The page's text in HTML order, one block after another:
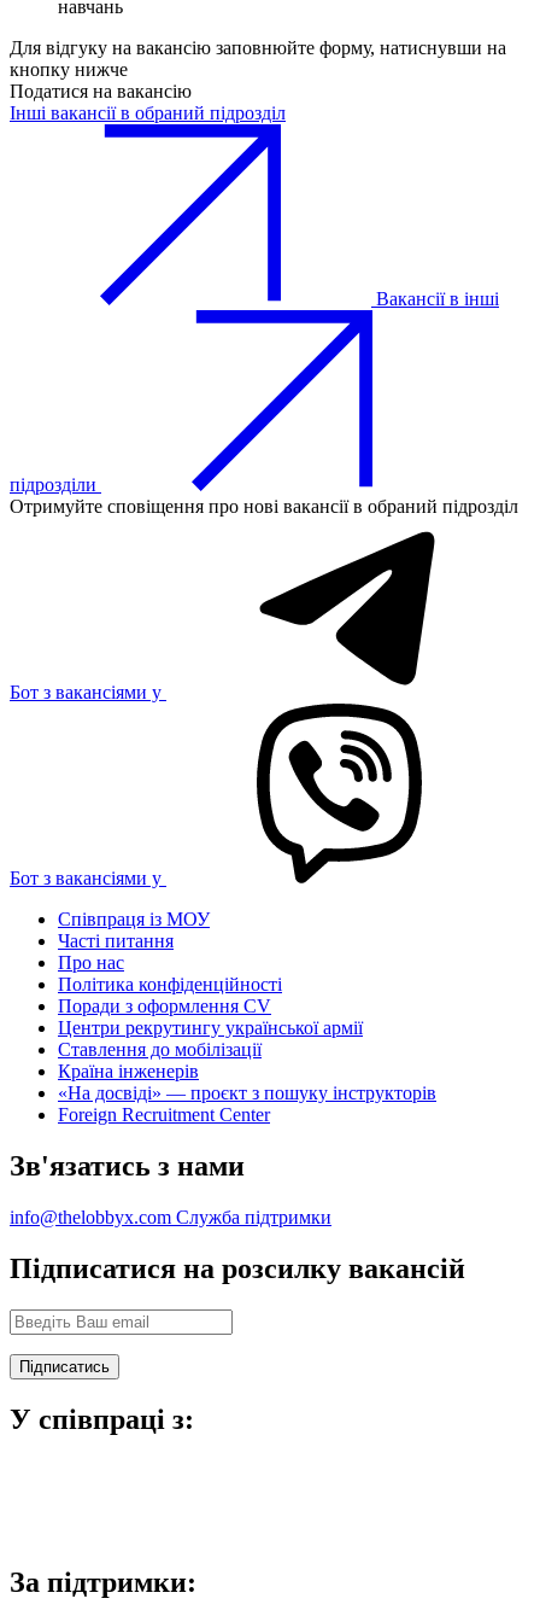
навчань
Для відгуку на вакансію заповнюйте форму, натиснувши на
кнопку нижче
Податися на вакансію
Інші вакансії в обраний підрозділ
Вакансії в інші
підрозділи
Отримуйте сповіщення про нові вакансії в обраний підрозділ
Бот з вакансіями у
Бот з вакансіями у
Співпраця із МОУ
Часті питання
Про нас
Політика конфіденційності
Поради з оформлення CV
Центри рекрутингу української армії
Ставлення до мобілізації
Країна інженерів
«На досвіді» — проєкт з пошуку інструкторів
Foreign Recruitment Center
Зв'язатись з нами
info@thelobbyx.com Служба підтримки
Підписатися на розсилку вакансій
У співпраці з:
За підтримки: